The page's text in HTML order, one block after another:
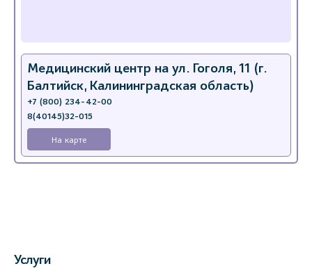
Медицинский центр на ул. Гоголя, 11 (г.
Балтийск, Калининградская область)
+7 (800) 234-42-00
8(40145)32-015
На карте
Услуги